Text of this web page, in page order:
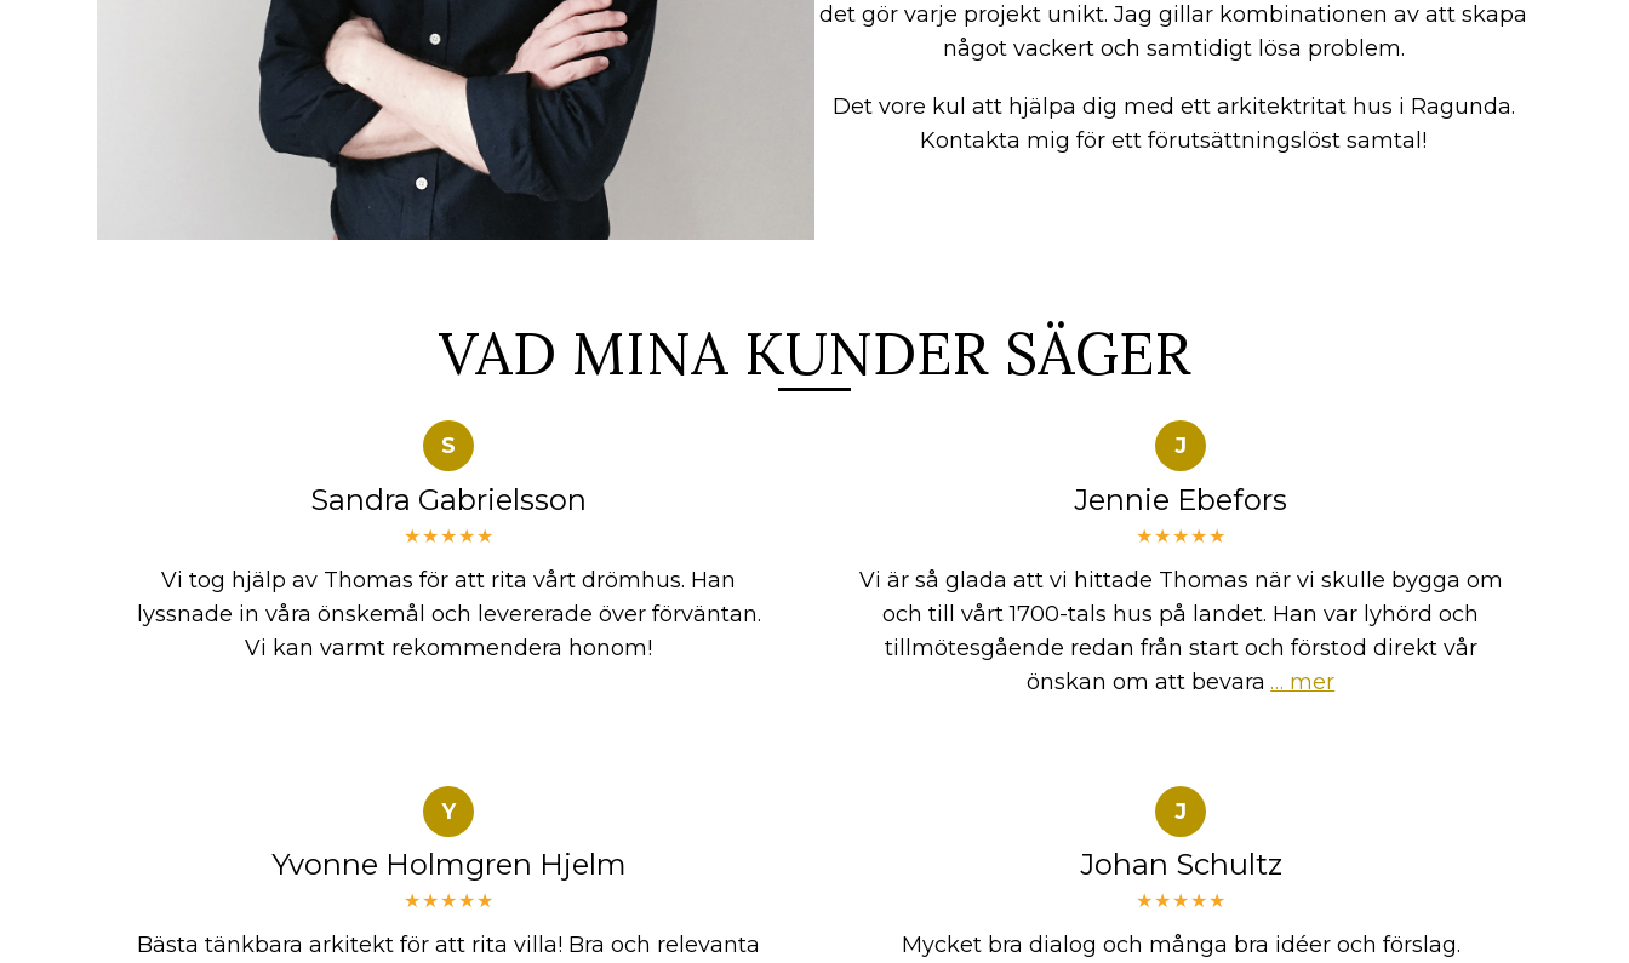
det gör varje projekt unikt. Jag gillar kombinationen av att skapa
något vackert och samtidigt lösa problem.
Det vore kul att hjälpa dig med ett arkitektritat hus i Ragunda.
Kontakta mig för ett förutsättningslöst samtal!
VAD MINA KUNDER SÄGER
S
Sandra Gabrielsson
★★★★★
Vi tog hjälp av Thomas för att rita vårt drömhus. Han
lyssnade in våra önskemål och levererade över förväntan.
Vi kan varmt rekommendera honom!
J
Jennie Ebefors
★★★★★
Vi är så glada att vi hittade Thomas när vi skulle bygga om
och till vårt 1700-tals hus på landet. Han var lyhörd och
tillmötesgående redan från start och förstod direkt vår
önskan om att bevara … mer
Y
Yvonne Holmgren Hjelm
★★★★★
Bästa tänkbara arkitekt för att rita villa! Bra och relevanta
J
Johan Schultz
★★★★★
Mycket bra dialog och många bra idéer och förslag.